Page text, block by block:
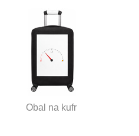
Obal na kufr